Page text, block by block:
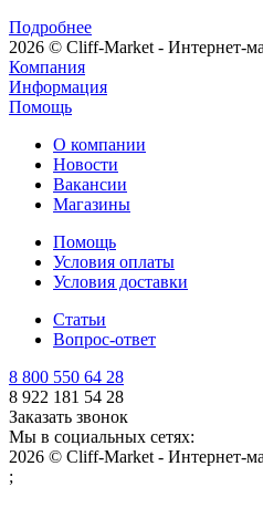
Подробнее
2026 © Cliff-Market - Интернет-
Компания
Информация
Помощь
О компании
Новости
Вакансии
Магазины
Помощь
Условия оплаты
Условия доставки
Статьи
Вопрос-ответ
8 800 550 64 28
8 922 181 54 28
Заказать звонок
Мы в социальных сетях:
2026 © Cliff-Market - Интернет-
;